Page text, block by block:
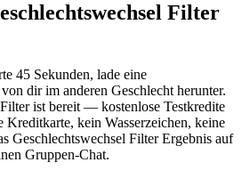
Filter
45 Sekunden, lade eine
dir im anderen Geschlecht herunter.
ist bereit — kostenlose Testkredite
Kreditkarte, kein Wasserzeichen, keine
Geschlechtswechsel Filter Ergebnis auf
Gruppen-Chat.